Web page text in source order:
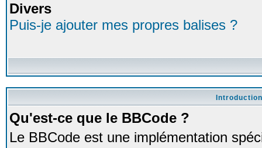
Divers
Puis-je ajouter mes propres balises ?
Introduction
Qu'est-ce que le BBCode ?
Le BBCode est une implémentation